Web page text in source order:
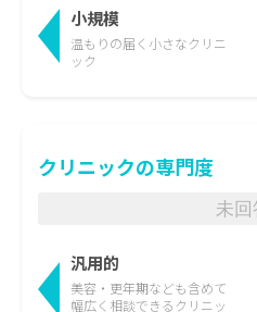
小規模
温もりの届く 小さなクリニ
ック
クリニックの専門度
未回
汎用的
美容・更年期なども含めて
幅広く相談できるクリニッ